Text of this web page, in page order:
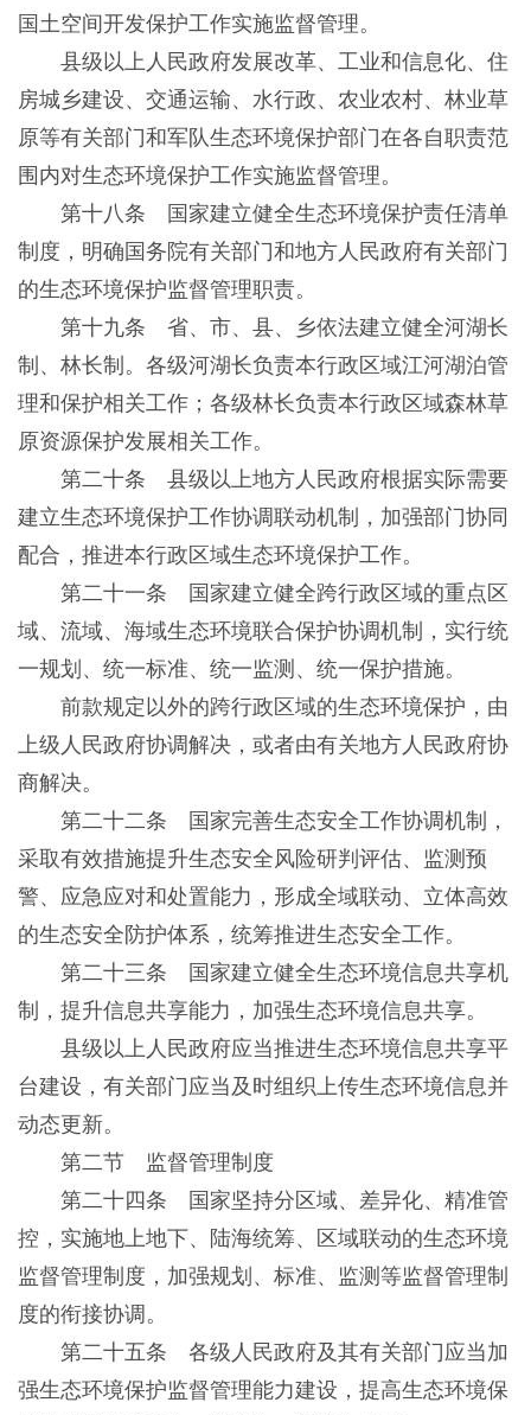
国土空间开发保护工作实施监督管理。
县级以上人民政府发展改革、工业和信息化、住
房城乡建设、交通运输、水行政、农业农村、林业草
原等有关部门和军队生态环境保护部门在各自职责范
围内对生态环境保护工作实施监督管理。
第十八条 国家建立健全生态环境保护责任清单
制度，明确国务院有关部门和地方人民政府有关部门
的生态环境保护监督管理职责。
第十九条 省、市、县、乡依法建立健全河湖长
制、林长制。各级河湖长负责本行政区域江河湖泊管
理和保护相关工作；各级林长负责本行政区域森林草
原资源保护发展相关工作。
第二十条 县级以上地方人民政府根据实际需要
建立生态环境保护工作协调联动机制，加强部门协同
配合，推进本行政区域生态环境保护工作。
第二十一条 国家建立健全跨行政区域的重点区
域、流域、海域生态环境联合保护协调机制，实行统
一规划、统一标准、统一监测、统一保护措施。
前款规定以外的跨行政区域的生态环境保护，由
上级人民政府协调解决，或者由有关地方人民政府协
商解决。
第二十二条 国家完善生态安全工作协调机制，
采取有效措施提升生态安全风险研判评估、监测预
警、应急应对和处置能力，形成全域联动、立体高效
的生态安全防护体系，统筹推进生态安全工作。
第二十三条 国家建立健全生态环境信息共享机
制，提升信息共享能力，加强生态环境信息共享。
县级以上人民政府应当推进生态环境信息共享平
台建设，有关部门应当及时组织上传生态环境信息并
动态更新。
第二节 监督管理制度
第二十四条 国家坚持分区域、差异化、精准管
控，实施地上地下、陆海统筹、区域联动的生态环境
监督管理制度，加强规划、标准、监测等监督管理制
度的衔接协调。
第二十五条 各级人民政府及其有关部门应当加
强生态环境保护监督管理能力建设，提高生态环境保